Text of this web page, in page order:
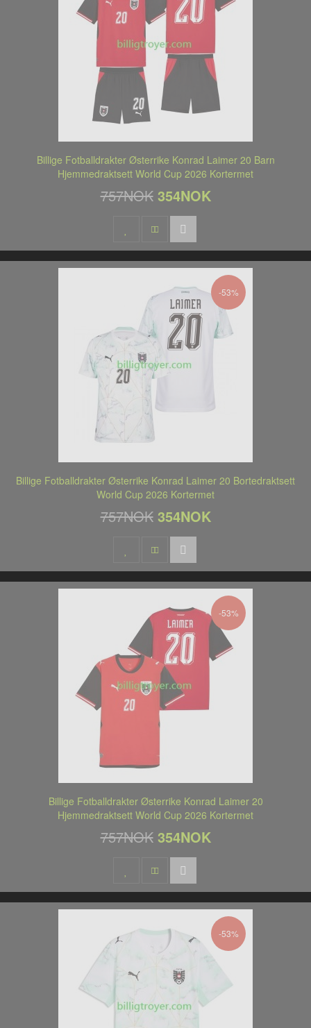
Billige Fotballdrakter Østerrike Konrad Laimer 20 Barn
Hjemmedraktsett World Cup 2026 Kortermet
757NOK 354NOK
-53%
Billige Fotballdrakter Østerrike Konrad Laimer 20 Bortedraktsett
World Cup 2026 Kortermet
757NOK 354NOK
-53%
Billige Fotballdrakter Østerrike Konrad Laimer 20
Hjemmedraktsett World Cup 2026 Kortermet
757NOK 354NOK
-53%